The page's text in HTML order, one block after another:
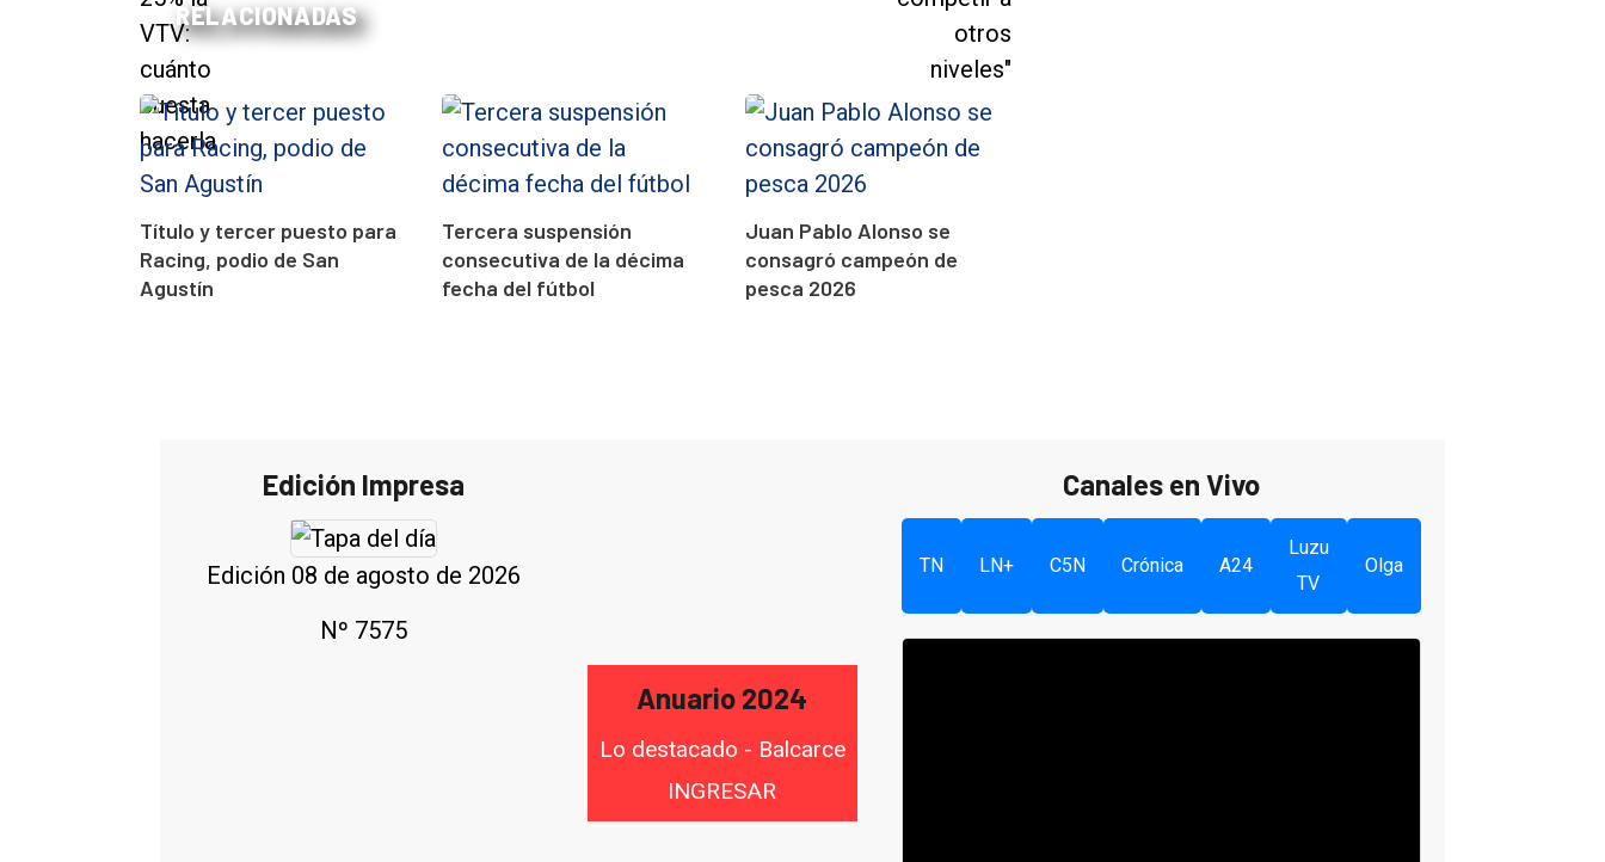
RELACIONADAS
Título y tercer puesto para
Racing, podio de San
Agustín
Tercera suspensión
consecutiva de la décima
fecha del fútbol
Juan Pablo Alonso se
consagró campeón de
pesca 2026
Edición Impresa
Edición 08 de agosto de 2026
Nº 7575
Anuario 2024
Lo destacado - Balcarce
INGRESAR
Canales en Vivo
TN LN+ C5N Crónica A24
Luzu
TV
Olga